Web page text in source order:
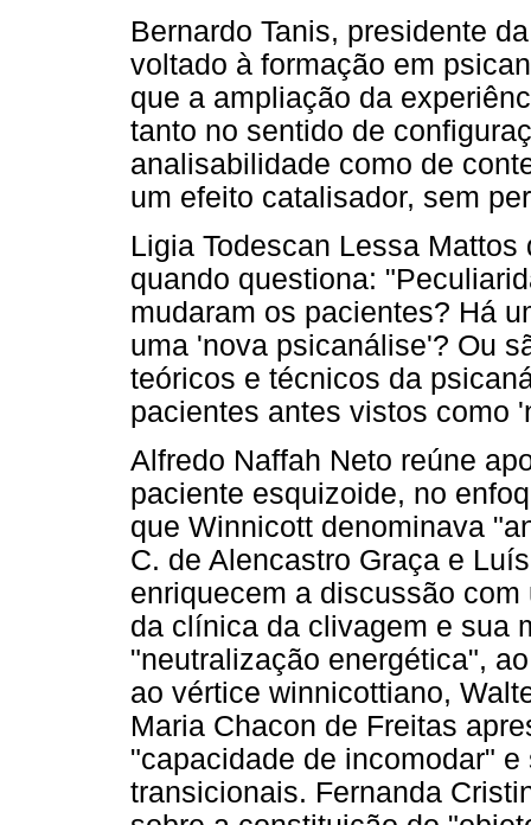
Bernardo Tanis, presidente
voltado à formação em
que a ampliação da
tanto no sentido de
analisabilidade como de
um efeito catalisador, sem
Ligia Todescan Lessa
quando questiona:
mudaram os pacientes? Há
uma 'nova psicanálise'? Ou
teóricos e técnicos da
pacientes antes vistos como
Alfredo Naffah Neto reúne
paciente esquizoide, no
que Winnicott denominava
C. de Alencastro Graça e
enriquecem a discussão
da clínica da clivagem e sua
"neutralização energética",
ao vértice winnicottiano,
Maria Chacon de Freitas
"capacidade de incomodar"
transicionais. Fernanda